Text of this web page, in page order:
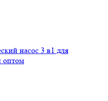
насос 3 в1 для
оптом